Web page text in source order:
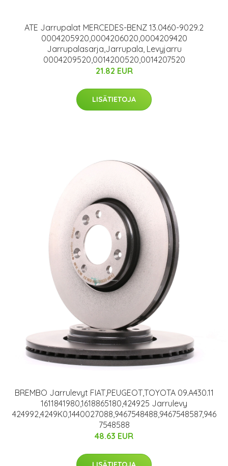
ATE Jarrupalat MERCEDES-BENZ 13.0460-9029.2
0004205920,0004206020,0004209420
Jarrupalasarja,Jarrupala, Levyjarru
0004209520,0014200520,0014207520
21.82 EUR
LISÄTIETOJA
BREMBO Jarrulevyt FIAT,PEUGEOT,TOYOTA 09.A430.11
1611841980,1618865180,424925 Jarrulevy
424992,4249K0,1440027088,9467548488,9467548587,946
7548588
48.63 EUR